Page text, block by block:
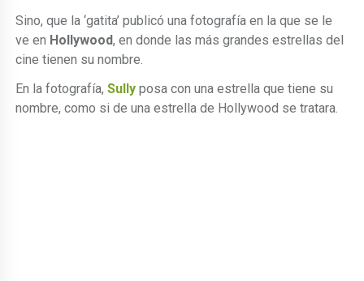
Sino, que la ‘gatita’ publicó una fotografía en la que se le
ve en Hollywood, en donde las más grandes estrellas del
cine tienen su nombre.
En la fotografía,Sully posa con una estrella que tiene su
nombre, como si de una estrella de Hollywood se tratara.